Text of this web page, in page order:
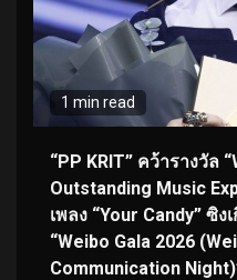
1 min read
“PP KRIT” คว้ารางวัล
Outstanding Music
เพลง “Your Candy” ซิ
“Weibo Gala 2026
Communication